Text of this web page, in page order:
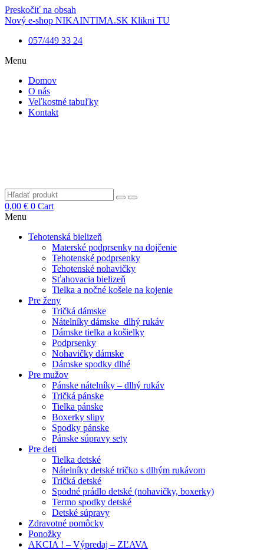
Preskočiť na obsah
Nový e-shop NIKAINTIMA.SK Klikni TU
057/449 33 24
Menu
Domov
O nás
Veľkostné tabuľky
Kontakt
0,00 € 0 Cart
Menu
Tehotenská bielizeň
Materské podprsenky na dojčenie
Tehotenské podprsenky
Tehotenské nohavičky
Sťahovacia bielizeň
Tielka a nočné košele na kojenie
Pre ženy
Tričká dámske
Nátelníky dámske dlhý rukáv
Dámske tielka a košielky
Podprsenky
Nohavičky dámske
Dámske spodky dlhé
Pre mužov
Pánske nátelníky – dlhý rukáv
Tričká pánske
Tielka pánske
Boxerky slipy
Spodky pánske
Pánske súpravy sety
Pre deti
Tielka detské
Nátelníky detské tričko s dlhým rukávom
Tričká detské
Spodné prádlo detské (nohavičky, boxerky)
Termo spodky detské
Detské súpravy
Zdravotné pomôcky
Ponožky
AKCIA ! – Výpredaj – ZĽAVA